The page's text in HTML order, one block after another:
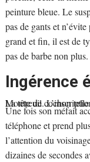
peinture bleue. Le
pas de gants et
grand et fin, il est de
pas de barbe non
Ingérence
La tête de cochon telle qu’elle a été découverte
Une fois son méfait
téléphone et prend
l’attention du
dizaines de secondes